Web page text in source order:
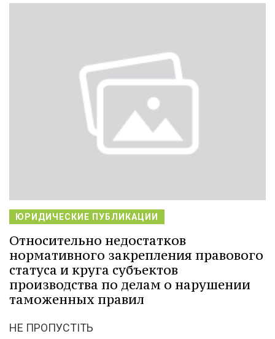
ЮРИДИЧЕСКИЕ ПУБЛИКАЦИИ
Относительно недостатков
нормативного закрепления правового
статуса и круга субъектов
производства по делам о нарушении
таможенных правил
НЕ ПРОПУСТІТЬ